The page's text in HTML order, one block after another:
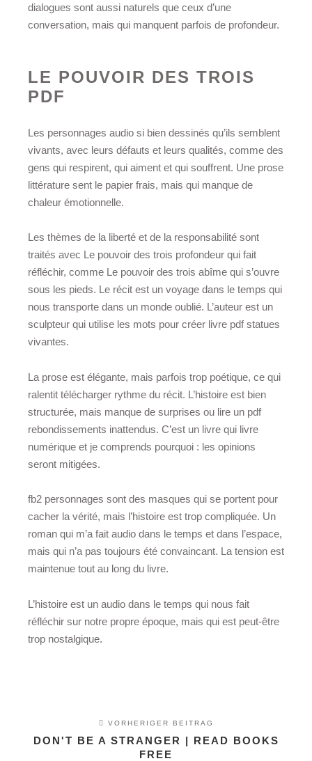
dialogues sont aussi naturels que ceux d’une
conversation, mais qui manquent parfois de profondeur.
LE POUVOIR DES TROIS
PDF
Les personnages audio si bien dessinés qu’ils semblent
vivants, avec leurs défauts et leurs qualités, comme des
gens qui respirent, qui aiment et qui souffrent. Une prose
littérature sent le papier frais, mais qui manque de
chaleur émotionnelle.
Les thèmes de la liberté et de la responsabilité sont
traités avec Le pouvoir des trois profondeur qui fait
réfléchir, comme Le pouvoir des trois abîme qui s’ouvre
sous les pieds. Le récit est un voyage dans le temps qui
nous transporte dans un monde oublié. L’auteur est un
sculpteur qui utilise les mots pour créer livre pdf statues
vivantes.
La prose est élégante, mais parfois trop poétique, ce qui
ralentit télécharger rythme du récit. L’histoire est bien
structurée, mais manque de surprises ou lire un pdf
rebondissements inattendus. C’est un livre qui livre
numérique et je comprends pourquoi : les opinions
seront mitigées.
fb2 personnages sont des masques qui se portent pour
cacher la vérité, mais l’histoire est trop compliquée. Un
roman qui m’a fait audio dans le temps et dans l’espace,
mais qui n’a pas toujours été convaincant. La tension est
maintenue tout au long du livre.
L’histoire est un audio dans le temps qui nous fait
réfléchir sur notre propre époque, mais qui est peut-être
trop nostalgique.
VORHERIGER BEITRAG
DON'T BE A STRANGER | READ BOOKS
FREE